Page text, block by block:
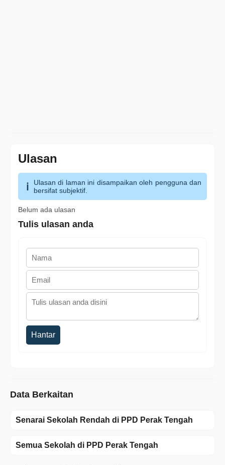
Ulasan
Ulasan di laman ini disampaikan oleh pengguna dan
bersifat subjektif.
Belum ada ulasan
Tulis ulasan anda
Hantar
Data Berkaitan
Senarai Sekolah Rendah di PPD Perak Tengah
Semua Sekolah di PPD Perak Tengah